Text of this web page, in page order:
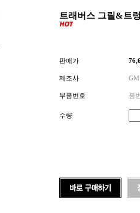
트래버스 그릴&트
판매가
제조사 GM
부품번호 품
수량